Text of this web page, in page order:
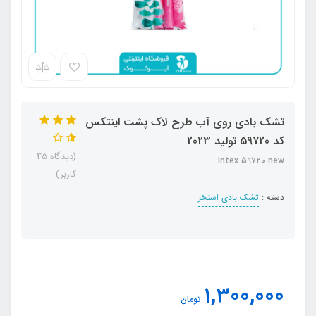
تشک بادی روی آب طرح لاک پشت اینتکس
کد 59720 تولید 2023
Intex 59720 new
دسته : تشک بادی استخر
(دیدگاه 45
کاربر)
1,300,000 تومان